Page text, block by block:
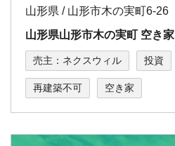
山形県 / ⼭形市⽊の実町6-26
⼭形県⼭形市⽊の実町 空き家
売主：ネクスウィル 投資
再建築不可 空き家